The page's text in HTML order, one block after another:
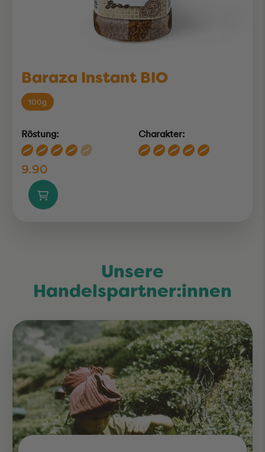
Baraza Instant BIO
100g
Röstung: Charakter:
9.90
Unsere
Handelspartner:innen